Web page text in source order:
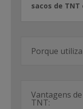
sacos de
Porque
Vantagens
TNT: